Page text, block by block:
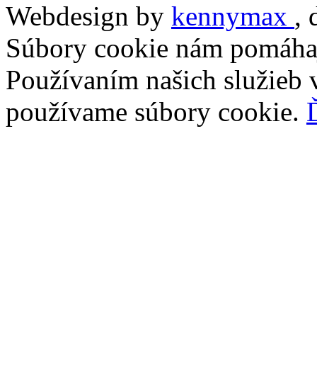
Webdesign by kennymax ,
Súbory cookie nám
Používaním našich služieb
používame súbory cookie.